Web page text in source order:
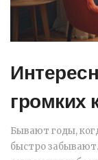
громких
Бывают годы,
быстро